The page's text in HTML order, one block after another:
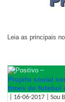
Leia as principais
–
Projeto social
times de futebol
| 16-06-2017 | Sou